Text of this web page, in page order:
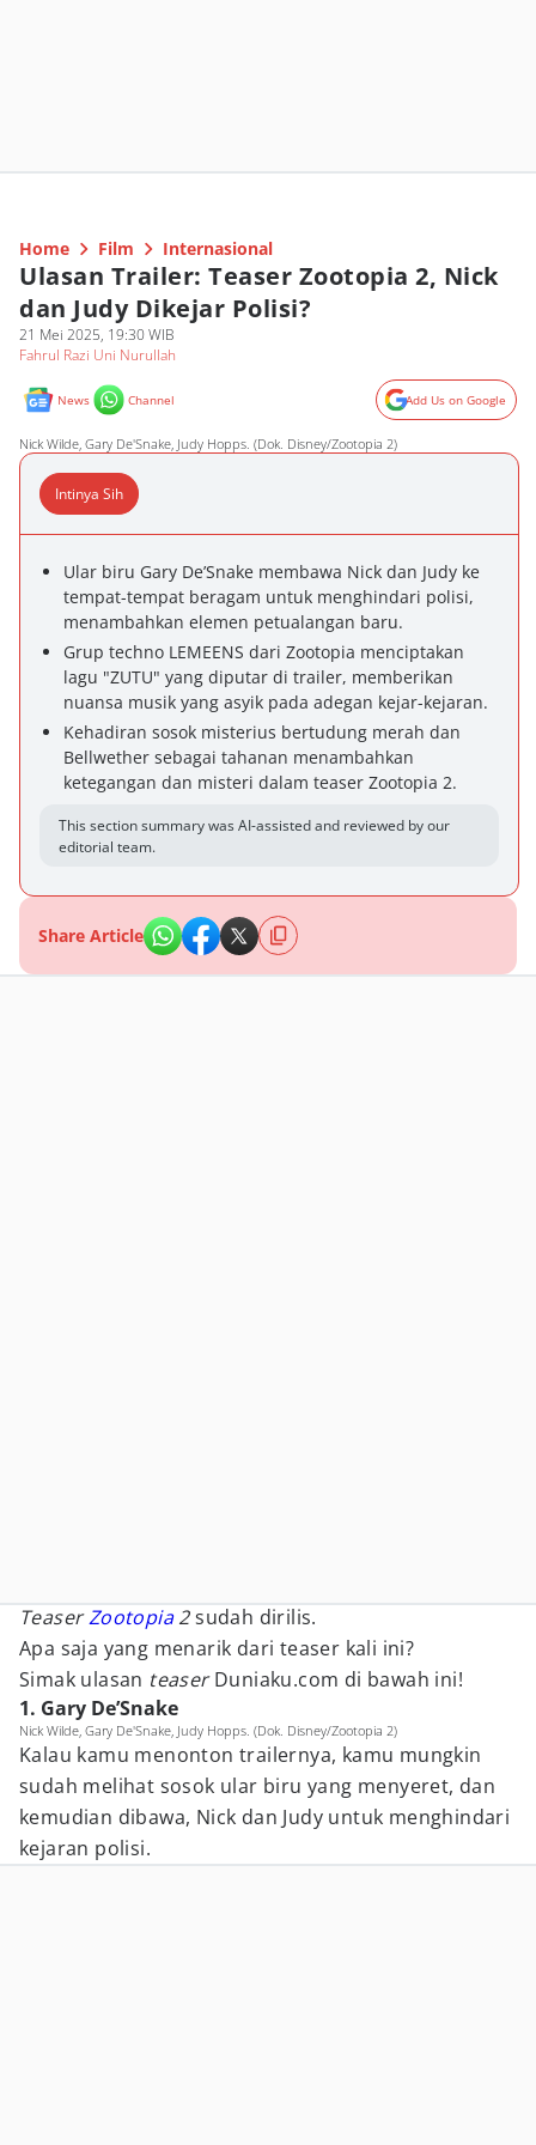
Home Film Internasional
Ulasan Trailer: Teaser Zootopia 2, Nick
dan Judy Dikejar Polisi?
21 Mei 2025, 19:30 WIB
Fahrul Razi Uni Nurullah
News Channel Add Us on Google
Nick Wilde, Gary De'Snake, Judy Hopps. (Dok. Disney/Zootopia 2)
Intinya Sih
Ular biru Gary De’Snake membawa Nick dan Judy ke
tempat-tempat beragam untuk menghindari polisi,
menambahkan elemen petualangan baru.
Grup techno LEMEENS dari Zootopia menciptakan
lagu "ZUTU" yang diputar di trailer, memberikan
nuansa musik yang asyik pada adegan kejar-kejaran.
Kehadiran sosok misterius bertudung merah dan
Bellwether sebagai tahanan menambahkan
ketegangan dan misteri dalam teaser Zootopia 2.
This section summary was AI-assisted and reviewed by our
editorial team.
Share Article
TeaserZootopia2sudah dirilis.
Apa saja yang menarik dari teaser kali ini?
Simak ulasan teaserDuniaku.com di bawah ini!
1. Gary De’Snake
Nick Wilde, Gary De'Snake, Judy Hopps. (Dok. Disney/Zootopia 2)
Kalau kamu menonton trailernya, kamu mungkin
sudah melihat sosok ular biru yang menyeret, dan
kemudian dibawa, Nick dan Judy untuk menghindari
kejaran polisi.